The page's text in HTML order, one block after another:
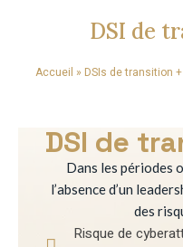
DSI de
Accueil » DSIs de transition
DSI de
Dans les périodes
l’absence d’un
des
Risque de